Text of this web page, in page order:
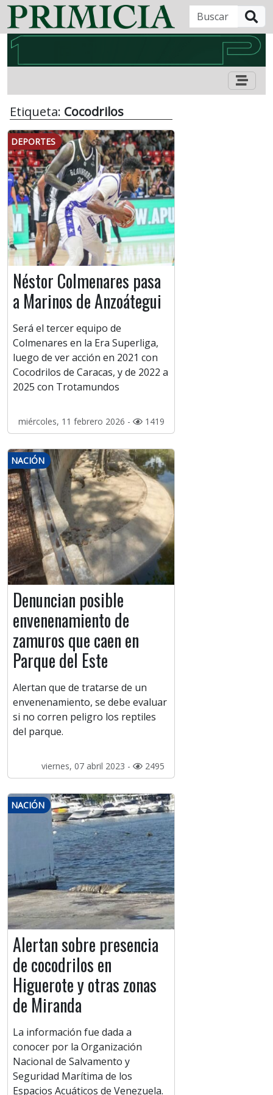
Etiqueta: Cocodrilos
DEPORTES
Néstor Colmenares pasa
a Marinos de Anzoátegui
Será el tercer equipo de
Colmenares en la Era Superliga,
luego de ver acción en 2021 con
Cocodrilos de Caracas, y de 2022 a
2025 con Trotamundos
miércoles, 11 febrero 2026 - 1419
NACIÓN
Denuncian posible
envenenamiento de
zamuros que caen en
Parque del Este
Alertan que de tratarse de un
envenenamiento, se debe evaluar
si no corren peligro los reptiles
del parque.
viernes, 07 abril 2023 - 2495
NACIÓN
Alertan sobre presencia
de cocodrilos en
Higuerote y otras zonas
de Miranda
La información fue dada a
conocer por la Organización
Nacional de Salvamento y
Seguridad Marítima de los
Espacios Acuáticos de Venezuela.